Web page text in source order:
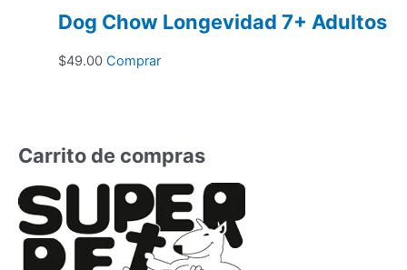
Dog Chow Longevidad 7+ Adultos
$49.00 Comprar
Carrito de compras